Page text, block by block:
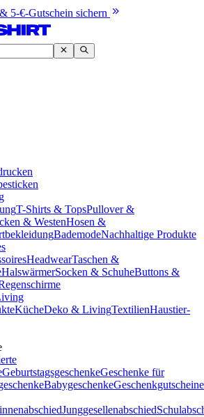
5-€-Gutschein sichern
T-Shirts & TopsPullover &
& WestenHosen &
BademodeNachhaltige Produkte
HeadwearTaschen &
HalswärmerSocken & SchuheButtons &
KücheDeko & LivingTextilienHaustier-
GeburtstagsgeschenkeGeschenke für
BabygeschenkeGeschenkgutscheine
Junggesellenabschied